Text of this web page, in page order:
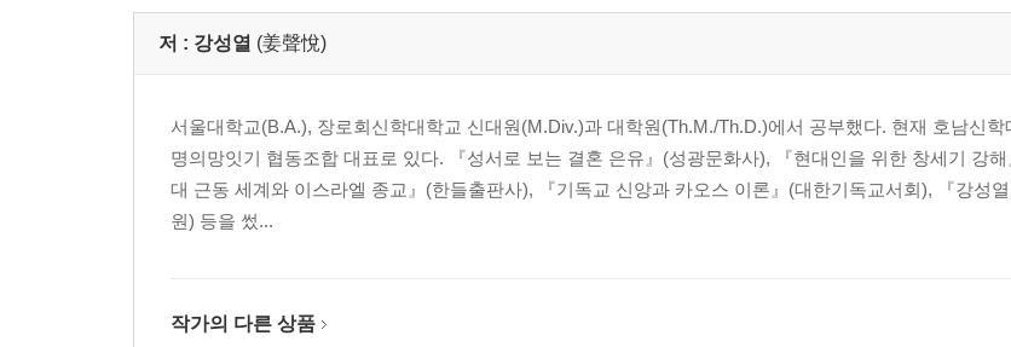
저 : 강성열 (姜聲悅)
서울대학교(B.A.), 장로회신학대학교 신대원(M.Div.)과 대학원(Th.M./Th.D.)에서 공부했다. 현재 호남신
명의망잇기 협동조합 대표로 있다. 『성서로 보는 결혼 은유』(성광문화사), 『현대인을 위한 창세기 강
대 근동 세계와 이스라엘 종교』(한들출판사), 『기독교 신앙과 카오스 이론』(대한기독교서회), 『강성
원) 등을 썼...
작가의 다른 상품